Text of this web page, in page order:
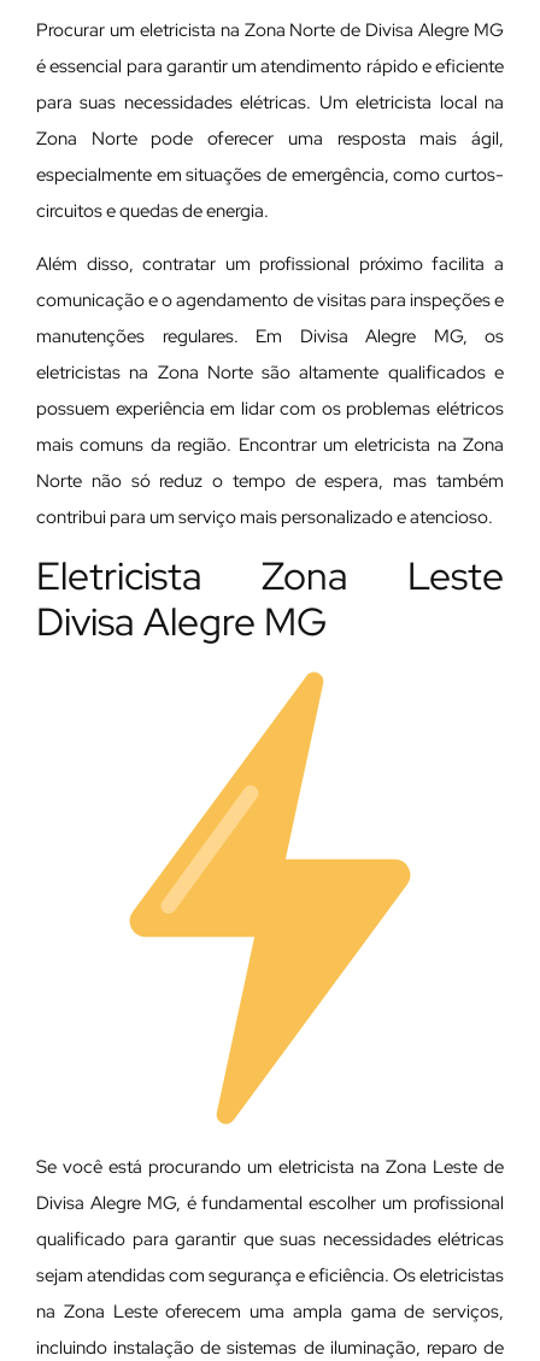
Procurar um eletricista na Zona Norte de Divisa Alegre MG
é essencial para garantir um atendimento rápido e eficiente
para suas necessidades elétricas. Um eletricista local na
Zona Norte pode oferecer uma resposta mais ágil,
especialmente em situações de emergência, como curtos-
circuitos e quedas de energia.
Além disso, contratar um profissional próximo facilita a
comunicação e o agendamento de visitas para inspeções e
manutenções regulares. Em Divisa Alegre MG, os
eletricistas na Zona Norte são altamente qualificados e
possuem experiência em lidar com os problemas elétricos
mais comuns da região. Encontrar um eletricista na Zona
Norte não só reduz o tempo de espera, mas também
contribui para um serviço mais personalizado e atencioso.
Eletricista Zona Leste
Divisa Alegre MG
Se você está procurando um eletricista na Zona Leste de
Divisa Alegre MG, é fundamental escolher um profissional
qualificado para garantir que suas necessidades elétricas
sejam atendidas com segurança e eficiência. Os eletricistas
na Zona Leste oferecem uma ampla gama de serviços,
incluindo instalação de sistemas de iluminação, reparo de